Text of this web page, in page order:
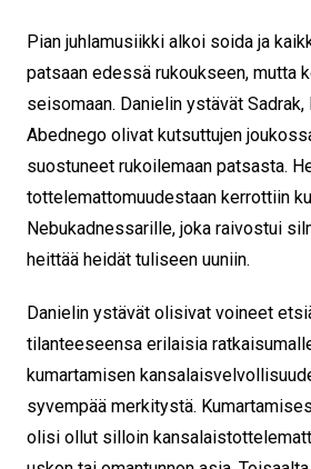
Pian juhlamusiikki alkoi soida ja
patsaan edessä rukoukseen, mutta
seisomaan. Danielin ystävät Sadrak,
Abednego olivat kutsuttujen
suostuneet rukoilemaan patsasta.
tottelemattomuudestaan kerrottiin
Nebukadnessarille, joka raivostui
heittää heidät tuliseen uuniin.
Danielin ystävät olisivat voineet
tilanteeseensa erilaisia
kumartamisen
syvempää merkitystä.
olisi ollut silloin